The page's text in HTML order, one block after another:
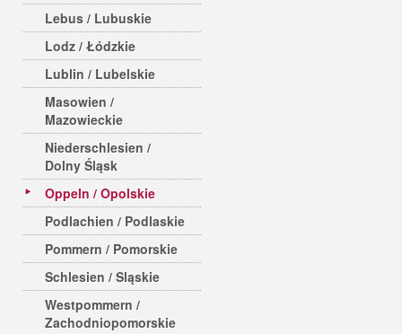
Lebus / Lubuskie
Lodz / Łódzkie
Lublin / Lubelskie
Masowien /
Mazowieckie
Niederschlesien /
Dolny Śląsk
Oppeln / Opolskie
Podlachien / Podlaskie
Pommern / Pomorskie
Schlesien / Sląskie
Westpommern /
Zachodniopomorskie